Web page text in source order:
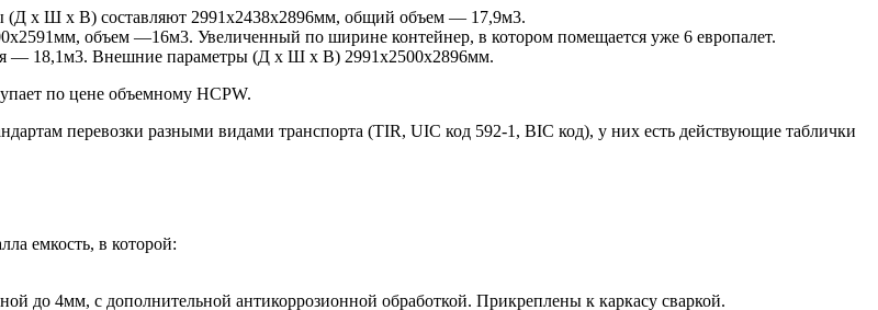
х Ш х В) составляют 2991х2438х2896мм, общий объем — 17,9м3.
объем —16м3. Увеличенный по ширине контейнер, в котором помещается уже 6 европалет.
— 18,1м3. Внешние параметры (Д х Ш х В) 2991х2500х2896мм.
по цене объемному HCPW.
перевозки разными видами транспорта (TIR, UIC код 592-1, BIC код), у них есть действующие таблички
емкость, в которой:
до 4мм, с дополнительной антикоррозионной обработкой. Прикреплены к каркасу сваркой.